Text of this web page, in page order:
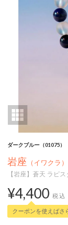
ダークブルー（01075）
岩座 （イワクラ）
【岩座】蒼天 ラピ
¥4,400 税込
クーポンを使えばさ